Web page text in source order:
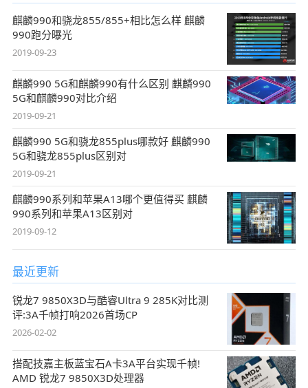
麒麟990和骁龙855/855+相比怎么样 麒麟
990跑分曝光
2019-09-23
麒麟990 5G和麒麟990有什么区别 麒麟990
5G和麒麟990对比介绍
2019-09-21
麒麟990 5G和骁龙855plus哪款好 麒麟990
5G和骁龙855plus区别对
2019-09-21
麒麟990系列和苹果A13哪个更值得买 麒麟
990系列和苹果A13区别对
2019-09-12
最近更新
锐龙7 9850X3D与酷睿Ultra 9 285K对比测
评:3A千帧打响2026首场CP
2026-02-02
搭配技嘉主板蓝宝石A卡3A平台实现千帧!
AMD 锐龙7 9850X3D处理器